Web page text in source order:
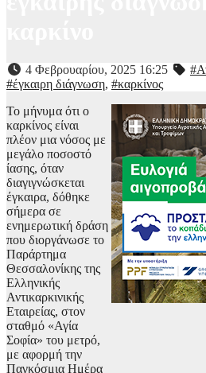
4 Φεβρουαρίου, 2025 16:25
#έγκαιρη διάγνωση, #καρκίνος
Το μήνυμα ότι ο
καρκίνος είναι
πλέον μια νόσος με
μεγάλο ποσοστό
ίασης, όταν
διαγιγνώσκεται
έγκαιρα, δόθηκε
σήμερα σε
ενημερωτική δράση
που διοργάνωσε το
Παράρτημα
Θεσσαλονίκης της
Ελληνικής
Αντικαρκινικής
Εταιρείας, στον
σταθμό «Αγία
Σοφία» του μετρό,
με αφορμή την
Παγκόσμια Ημέρα